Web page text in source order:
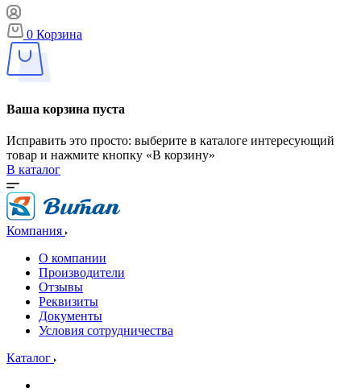
0 Корзина
Ваша корзина пуста
Исправить это просто: выберите в каталоге интересующий
товар и нажмите кнопку «В корзину»
В каталог
Компания
О компании
Производители
Отзывы
Реквизиты
Документы
Условия сотрудничества
Каталог